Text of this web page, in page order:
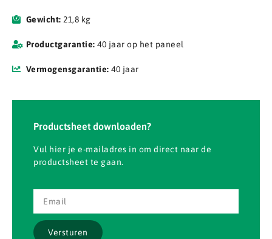
Gewicht: 21,8 kg
Productgarantie: 40 jaar op het paneel
Vermogensgarantie: 40 jaar
Productsheet downloaden?
Vul hier je e-mailadres in om direct naar de
productsheet te gaan.
Versturen